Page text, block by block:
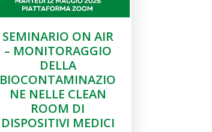
SEMINARIO ON AIR
– MONITORAGGIO
DELLA
BIOCONTAMINAZIO
NE NELLE CLEAN
ROOM DI
DISPOSITIVI MEDICI